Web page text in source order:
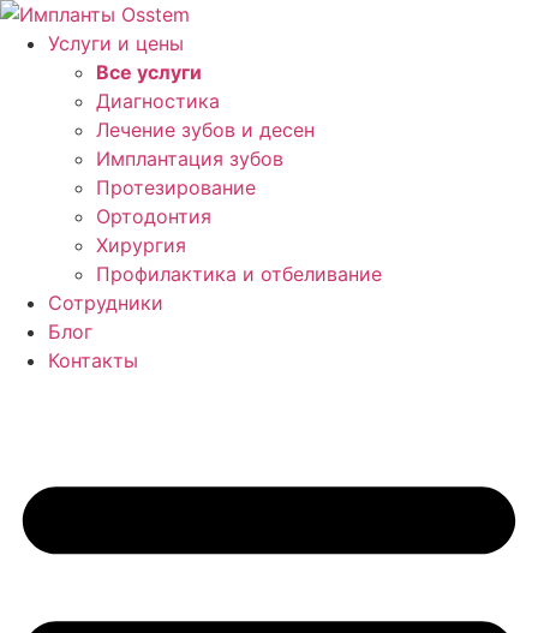
Перейти
содержимому
Услуги и цены
Все услуги
Диагностика
Лечение зубов и десен
Имплантация зубов
Протезирование
Ортодонтия
Хирургия
Профилактика и отбеливание
Сотрудники
Блог
Контакты